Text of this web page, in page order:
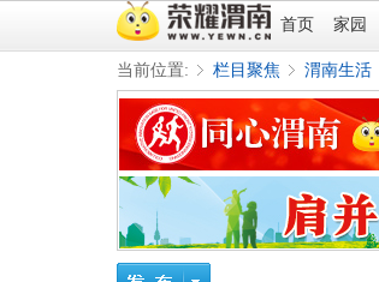
首页 家园
当前位置:
»
栏目聚焦
›
渭南生活
›